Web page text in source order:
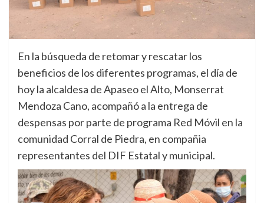
En la búsqueda de retomar y rescatar los
beneficios de los diferentes programas, el día de
hoy la alcaldesa de Apaseo el Alto, Monserrat
Mendoza Cano, acompañó a la entrega de
despensas por parte de programa Red Móvil en la
comunidad Corral de Piedra, en compañia
representantes del DIF Estatal y municipal.